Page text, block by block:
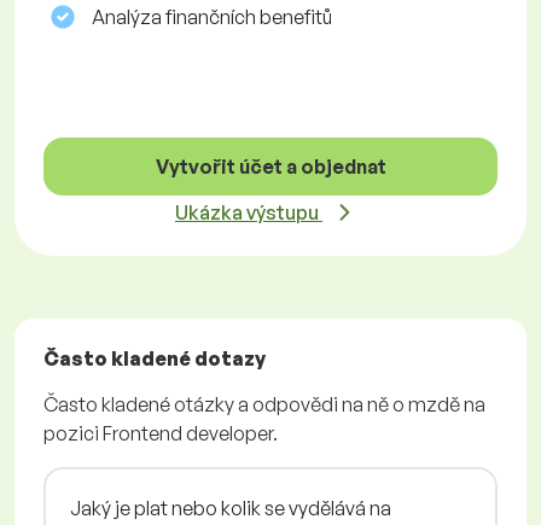
Analýza finančních benefitů
Vytvořit účet a objednat
Ukázka výstupu
Často kladené dotazy
Často kladené otázky a odpovědi na ně o mzdě na
pozici Frontend developer.
Jaký je plat nebo kolik se vydělává na